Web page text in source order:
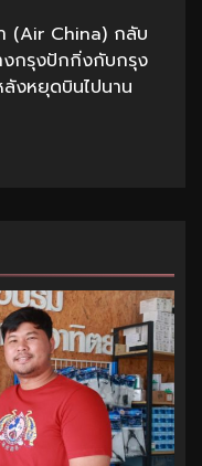
า (Air China) กลับ
งกรุงปักกิ่งกับกรุง
งหยุดบินไปนาน